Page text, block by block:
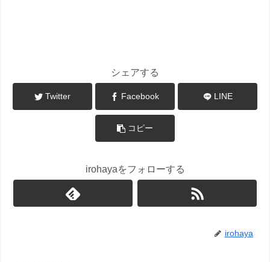
シェアする
Twitter Facebook LINE
コピー
irohayaをフォローする
irohaya